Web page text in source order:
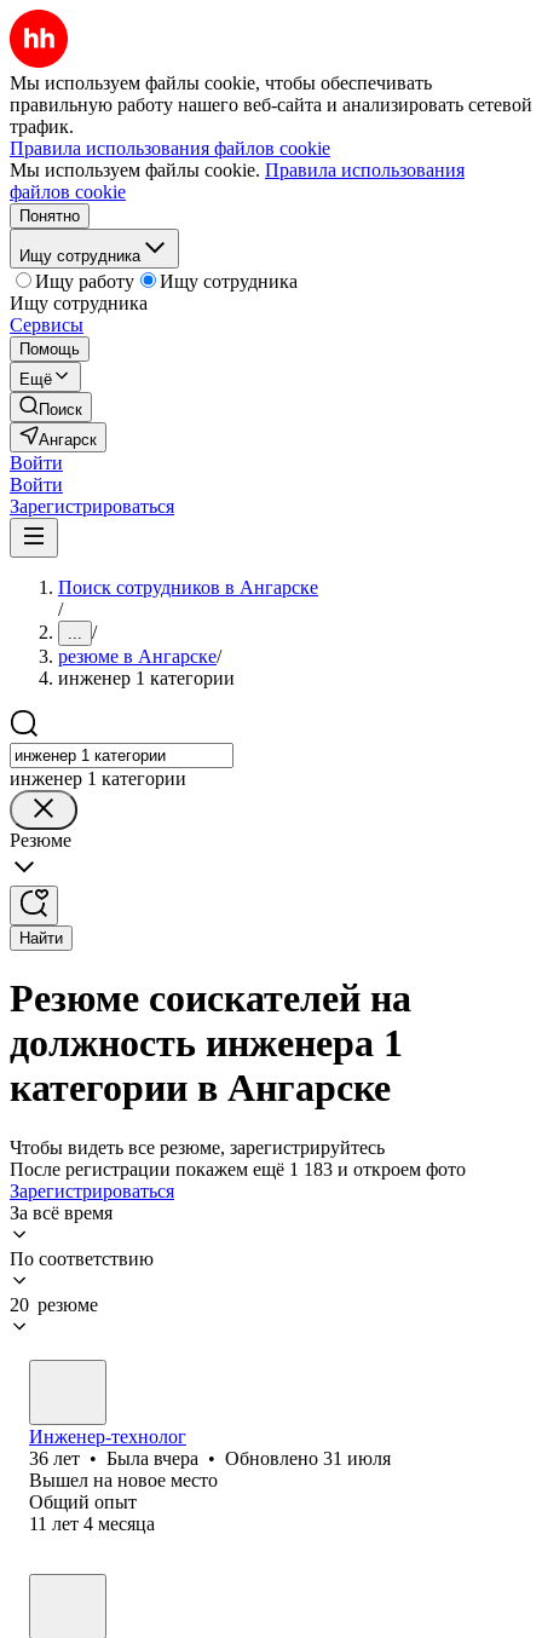
Мы используем файлы cookie, чтобы обеспечивать
правильную работу нашего веб-сайта и анализировать сетевой
трафик.
Правила использования файлов cookie
Мы используем файлы cookie. Правила использования
файлов cookie
Понятно
Ищу сотрудника
Ищу работу
Ищу сотрудника
Ищу сотрудника
Сервисы
Помощь
Ещё
Поиск
Ангарск
Войти
Войти
Зарегистрироваться
Поиск сотрудников в Ангарске
/
... /
резюме в Ангарске/
инженер 1 категории
инженер 1 категории
Резюме
Найти
Резюме соискателей на
должность инженера 1
категории в Ангарске
Чтобы видеть все резюме, зарегистрируйтесь
После регистрации покажем ещё 1 183 и откроем фото
Зарегистрироваться
За всё время
По соответствию
20 резюме
Инженер-технолог
36 лет • Была вчера • Обновлено 31 июля
Вышел на новое место
Общий опыт
11 лет 4 месяца